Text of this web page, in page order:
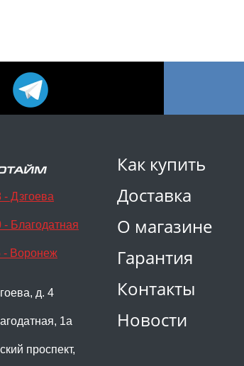
Как купить
Доставка
О магазине
Гарантия
Контакты
Новости
- Дзгоева
Благодатная
- Воронеж
д. 4
1а
проспект,